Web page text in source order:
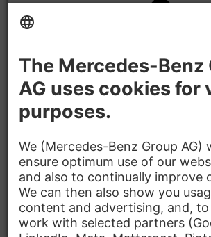
Parking
Inhouse Doctor
Good Public Transport